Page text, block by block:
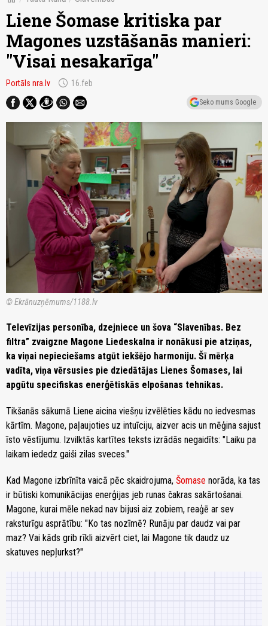
Liene Šomase kritiska par
Magones uzstāšanās manieri:
"Visai nesakarīga"
Portāls nra.lv schedule 16.feb
Seko mums Google
© Ekrānuzņēmums/1188.lv
Televīzijas personība, dzejniece un šova “Slavenības. Bez
filtra” zvaigzne Magone Liedeskalna ir nonākusi pie atziņas,
ka viņai nepieciešams atgūt iekšējo harmoniju. Šī mērķa
vadīta, viņa vērsusies pie dziedātājas Lienes Šomases, lai
apgūtu specifiskas enerģētiskās elpošanas tehnikas.
Tikšanās sākumā Liene aicina viešņu izvēlēties kādu no iedvesmas
kārtīm. Magone, paļaujoties uz intuīciju, aizver acis un mēģina sajust
īsto vēstījumu. Izvilktās kartītes teksts izrādās negaidīts: "Laiku pa
laikam iededz gaiši zilas sveces."
Kad Magone izbrīnīta vaicā pēc skaidrojuma, Šomase norāda, ka tas
ir būtiski komunikācijas enerģijas jeb runas čakras sakārtošanai.
Magone, kurai mēle nekad nav bijusi aiz zobiem, reaģē ar sev
raksturīgu asprātību: "Ko tas nozīmē? Runāju par daudz vai par
maz? Vai kāds grib rīkli aizvērt ciet, lai Magone tik daudz uz
skatuves nepļurkst?"